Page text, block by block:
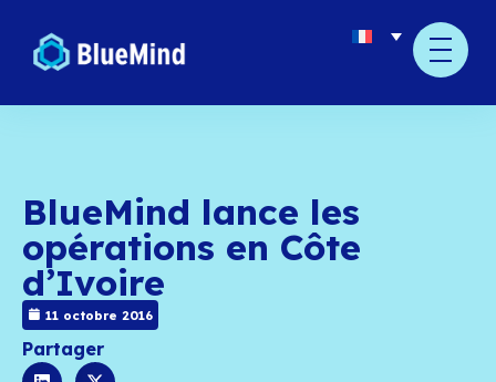
BlueMind lance les
opérations en Côte
d’Ivoire